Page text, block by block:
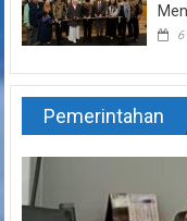
6
Pemerintahan